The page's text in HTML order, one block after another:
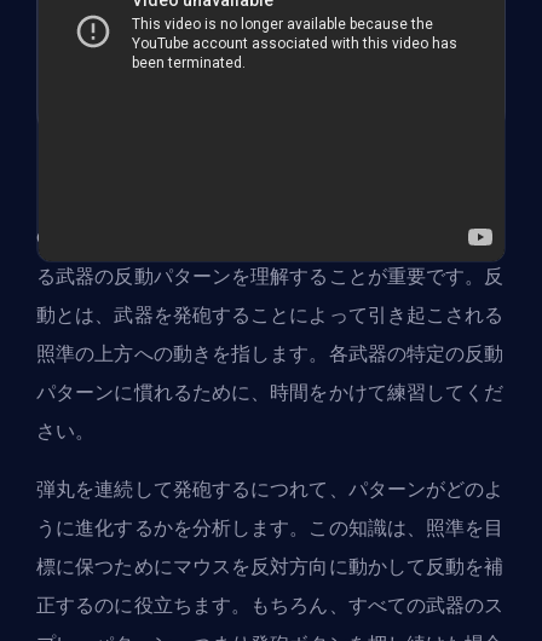
CS2でスプレーコントロールを向上させるには、異な
る武器の反動パターンを理解することが重要です。反
動とは、武器を発砲することによって引き起こされる
照準の上方への動きを指します。各武器の特定の反動
パターンに慣れるために、時間をかけて練習してくだ
さい。
弾丸を連続して発砲するにつれて、パターンがどのよ
うに進化するかを分析します。この知識は、照準を目
標に保つためにマウスを反対方向に動かして反動を補
正するのに役立ちます。もちろん、すべての武器のス